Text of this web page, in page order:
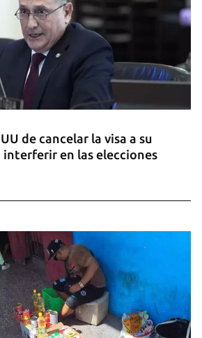
de cancelar la visa a su
en las elecciones